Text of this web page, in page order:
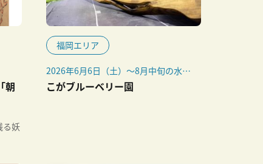
朝
る妖
福岡エリア
2026年6月6日（土）～8月中旬の水・
土・日曜
こがブルーベリー園